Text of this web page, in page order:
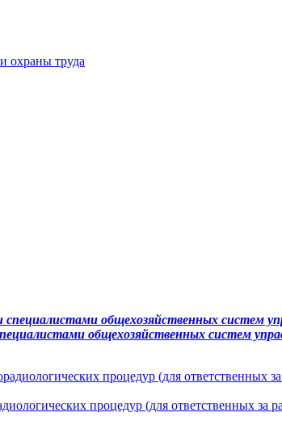
охраны труда
общехозяйственных систем
процедур (для ответственных